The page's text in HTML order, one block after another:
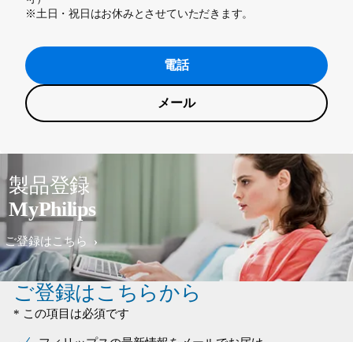
※土日・祝日はお休みとさせていただきます。
電話
メール
製品登録
MyPhilips
ご登録はこちら
ご登録はこちらから
* この項目は必須です